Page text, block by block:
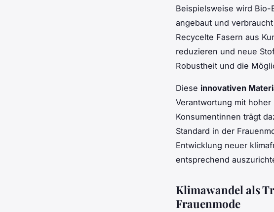
Beispielsweise wird Bio-
angebaut und
Recycelte Fasern aus
reduzieren und neue
Robustheit und die
Diese innovativen
Verantwortung mit
Konsumentinnen trägt
Standard in der
Entwicklung neuer
entsprechend
Klimawandel als
Frauenmode